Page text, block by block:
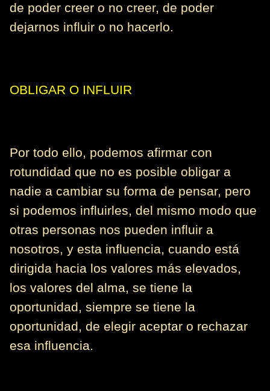
de poder creer o no creer, de poder
dejarnos influir o no hacerlo.
OBLIGAR O INFLUIR
Por todo ello, podemos afirmar con
rotundidad que no es posible obligar a
nadie a cambiar su forma de pensar, pero
si podemos influirles, del mismo modo que
otras personas nos pueden influir a
nosotros, y esta influencia, cuando está
dirigida hacia los valores más elevados,
los valores del alma, se tiene la
oportunidad, siempre se tiene la
oportunidad, de elegir aceptar o rechazar
esa influencia.